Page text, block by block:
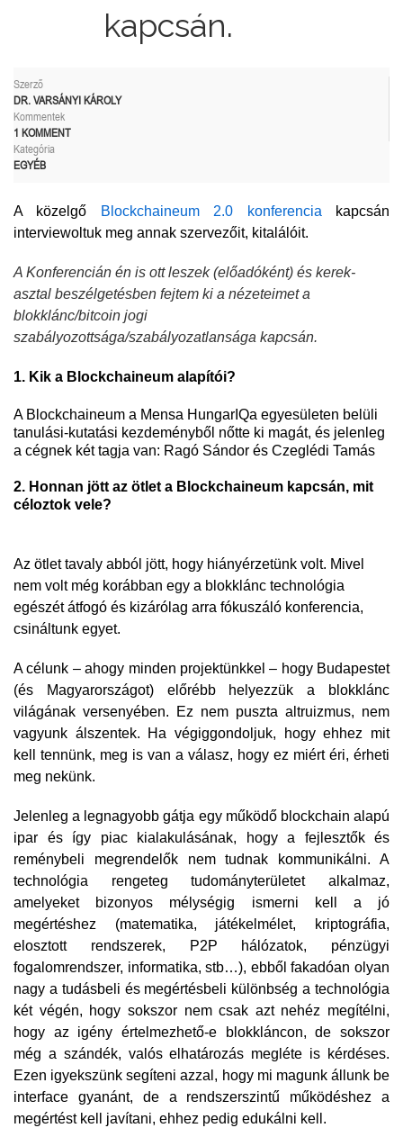
kapcsán.
Szerző
DR. VARSÁNYI KÁROLY
Kommentek
1 KOMMENT
Kategória
EGYÉB
A közelgő Blockchaineum 2.0 konferencia kapcsán
interviewoltuk meg annak szervezőit, kitalálóit.
A Konferencián én is ott leszek (előadóként) és kerek-
asztal beszélgetésben fejtem ki a nézeteimet a
blokklánc/bitcoin jogi
szabályozottsága/szabályozatlansága kapcsán.
1. Kik a Blockchaineum alapítói?
A Blockchaineum a Mensa HungarIQa egyesületen belüli
tanulási-kutatási kezdeményből nőtte ki magát, és jelenleg
a cégnek két tagja van: Ragó Sándor és Czeglédi Tamás
2. Honnan jött az ötlet a Blockchaineum kapcsán, mit
céloztok vele?
Az ötlet tavaly abból jött, hogy hiányérzetünk volt. Mivel
nem volt még korábban egy a blokklánc technológia
egészét átfogó és kizárólag arra fókuszáló konferencia,
csináltunk egyet.
A célunk – ahogy minden projektünkkel – hogy Budapestet
(és Magyarországot) előrébb helyezzük a blokklánc
világának versenyében. Ez nem puszta altruizmus, nem
vagyunk álszentek. Ha végiggondoljuk, hogy ehhez mit
kell tennünk, meg is van a válasz, hogy ez miért éri, érheti
meg nekünk.
Jelenleg a legnagyobb gátja egy működő blockchain alapú
ipar és így piac kialakulásának, hogy a fejlesztők és
reménybeli megrendelők nem tudnak kommunikálni. A
technológia rengeteg tudományterületet alkalmaz,
amelyeket bizonyos mélységig ismerni kell a jó
megértéshez (matematika, játékelmélet, kriptográfia,
elosztott rendszerek, P2P hálózatok, pénzügyi
fogalomrendszer, informatika, stb…), ebből fakadóan olyan
nagy a tudásbeli és megértésbeli különbség a technológia
két végén, hogy sokszor nem csak azt nehéz megítélni,
hogy az igény értelmezhető-e blokkláncon, de sokszor
még a szándék, valós elhatározás megléte is kérdéses.
Ezen igyekszünk segíteni azzal, hogy mi magunk állunk be
interface gyanánt, de a rendszerszintű működéshez a
megértést kell javítani, ehhez pedig edukálni kell.